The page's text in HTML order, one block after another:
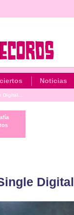
Noticias
Digital...
Digital